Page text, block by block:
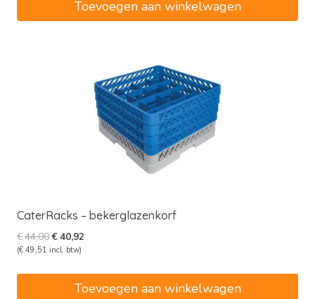
Toevoegen aan winkelwagen
CaterRacks – bekerglazenkorf
€44,00Oorspronkelijke
prijs
€44,00.
€40,92
(€ 49,51 incl. btw)
Toevoegen aan winkelwagen